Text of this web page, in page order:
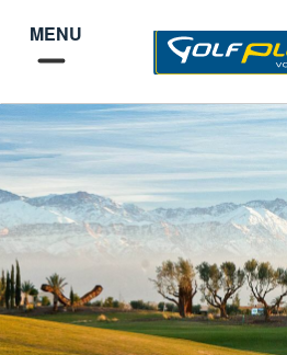
MENU